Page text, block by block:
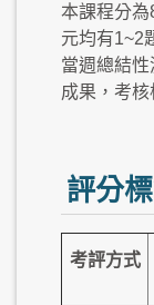
本課程分
元均有1~2
當週總結
成果，考核
評分
考評方式